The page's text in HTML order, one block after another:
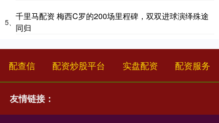
5、
千里马配资 梅西C罗的200场里程碑，双双进球演绎殊途
同归
配查信 配资炒股平台 实盘配资 配资服务
友情链接：